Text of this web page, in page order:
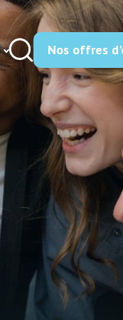
– Niederbronn
Saint Damien
Saint Damien
Nos offres